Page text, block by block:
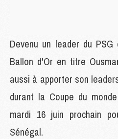
Devenu un leader du
Ballon d'Or en titre
aussi à apporter son
durant la Coupe du
mardi 16 juin prochain
Sénégal.